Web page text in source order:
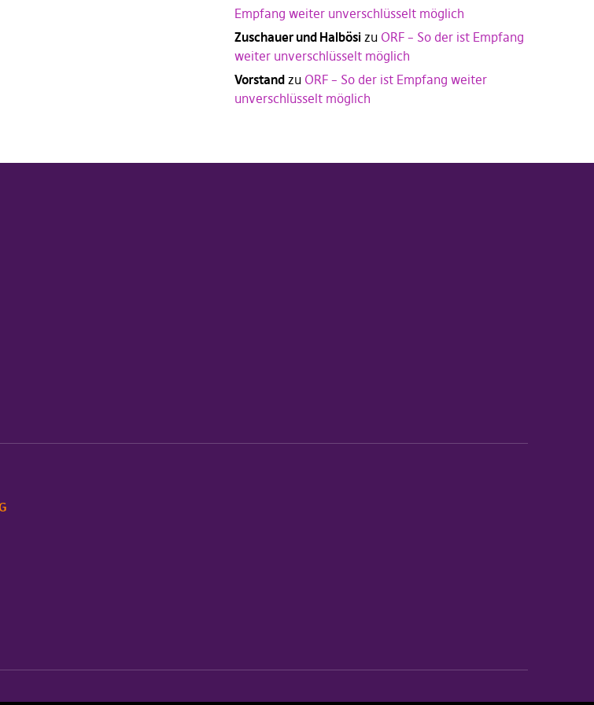
Empfang weiter unverschlüsselt möglich
Zuschauer und Halbösi zu ORF – So der ist Empfang
weiter unverschlüsselt möglich
Vorstandzu ORF – So der ist Empfang weiter
unverschlüsselt möglich